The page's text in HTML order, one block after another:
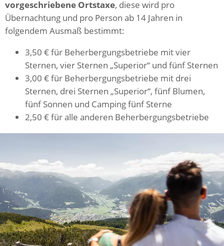
vorgeschriebene Ortstaxe, diese wird pro
Übernachtung und pro Person ab 14 Jahren in
folgendem Ausmaß bestimmt:
3,50 € für Beherbergungsbetriebe mit vier
Sternen, vier Sternen „Superior“ und fünf Sternen
3,00 € für Beherbergungsbetriebe mit drei
Sternen, drei Sternen „Superior“, fünf Blumen,
fünf Sonnen und Camping fünf Sterne
2,50 € für alle anderen Beherbergungsbetriebe